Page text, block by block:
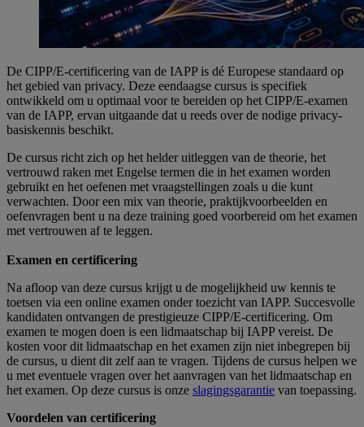
De CIPP/E-certificering van de IAPP is dé Europese standaard op
het gebied van privacy. Deze eendaagse cursus is specifiek
ontwikkeld om u optimaal voor te bereiden op het CIPP/E-examen
van de IAPP, ervan uitgaande dat u reeds over de nodige privacy-
basiskennis beschikt.
De cursus richt zich op het helder uitleggen van de theorie, het
vertrouwd raken met Engelse termen die in het examen worden
gebruikt en het oefenen met vraagstellingen zoals u die kunt
verwachten. Door een mix van theorie, praktijkvoorbeelden en
oefenvragen bent u na deze training goed voorbereid om het examen
met vertrouwen af te leggen.
Examen en certificering
Na afloop van deze cursus krijgt u de mogelijkheid uw kennis te
toetsen via een online examen onder toezicht van IAPP. Succesvolle
kandidaten ontvangen de prestigieuze CIPP/E-certificering. Om
examen te mogen doen is een lidmaatschap bij IAPP vereist. De
kosten voor dit lidmaatschap en het examen zijn niet inbegrepen bij
de cursus, u dient dit zelf aan te vragen. Tijdens de cursus helpen we
u met eventuele vragen over het aanvragen van het lidmaatschap en
het examen. Op deze cursus is onze slagingsgarantie van toepassing.
Voordelen van certificering